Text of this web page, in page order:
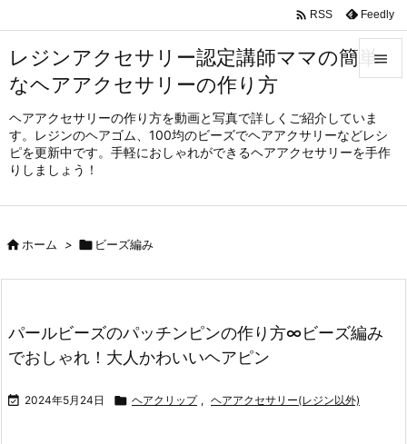
レジンアクセサリー認定講師ママの簡単
なヘアアクセサリーの作り方
ヘアアクセサリーの作り方を動画と写真で詳しくご紹介していま
す。レジンのヘアゴム、100均のビーズでヘアアクサリーなどレシ
ピを更新中です。手軽におしゃれができるヘアアクセサリーを手作
りしましょう！

メニュ

サイド
前へ

 RSS Feedly
ホーム >  ビーズ編み
パールビーズのパッチンピンの作り方∞ビーズ編み
でおしゃれ！大人かわいいヘアピン
 2024年5月24日  ヘアクリップ , ヘアアクセサリー(レジン以外)